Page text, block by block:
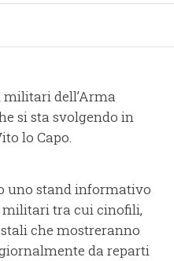
dell’Arma
si sta svolgendo in
lo Capo.
uno stand informativo
militari tra cui cinofili,
che mostreranno
da reparti